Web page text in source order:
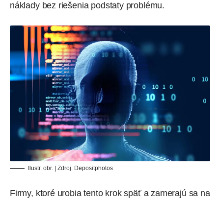
náklady bez riešenia podstaty problému.
Ilustr. obr. | Zdroj: Depositphotos
Firmy, ktoré urobia tento krok späť a zamerajú sa na